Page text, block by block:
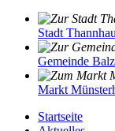
Stadt
Gemeinde
Markt
Startseite